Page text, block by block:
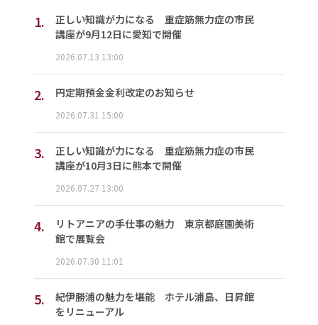
1.
正しい知識が力になる 重症筋無力症の市民
講座が9月12日に愛知で開催
2026.07.13 13:00
2. 円定期預金金利改定のお知らせ
2026.07.31 15:00
3.
正しい知識が力になる 重症筋無力症の市民
講座が10月3日に熊本で開催
2026.07.27 13:00
4.
リトアニアの手仕事の魅力 東京都庭園美術
館で展覧会
2026.07.30 11:01
5.
紀伊勝浦の魅力を堪能 ホテル浦島、日昇館
をリニューアル